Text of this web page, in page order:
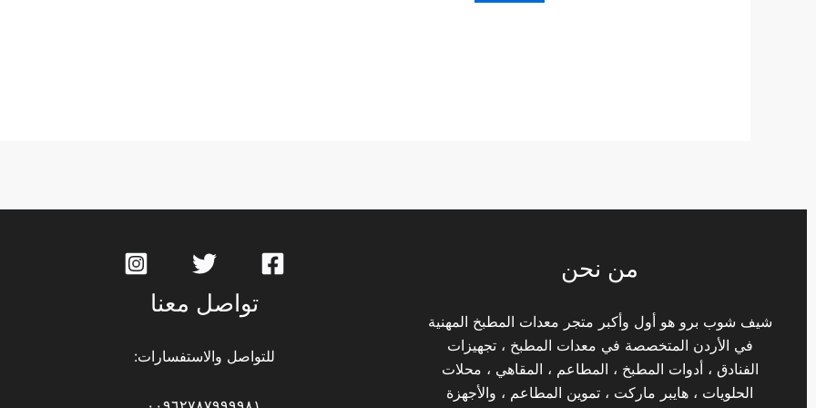
من نحن
شيف شوب برو هو أول وأكبر متجر معدات المطبخ المهنية
في الأردن المتخصصة في معدات المطبخ ، تجهيزات
الفنادق ، أدوات المطبخ ، المطاعم ، المقاهي ، محلات
الحلويات ، هايبر ماركت ، تموين المطاعم ، والأجهزة
تواصل معنا
للتواصل والاستفسارات: